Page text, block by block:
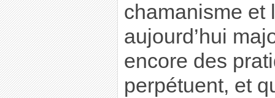
chamanisme et
aujourd’hui
encore des
perpétuent, et